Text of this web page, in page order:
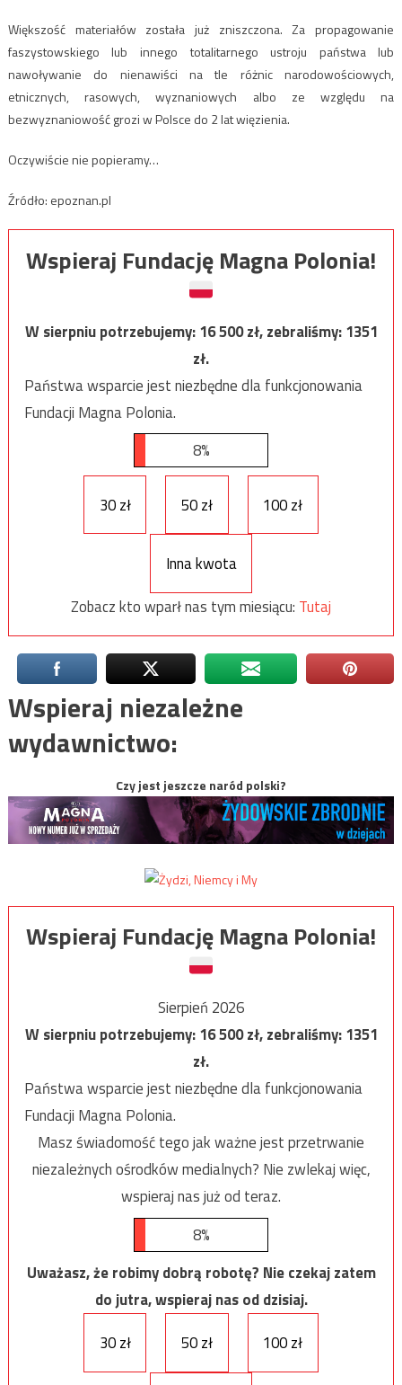
Większość materiałów została już zniszczona. Za propagowanie
faszystowskiego lub innego totalitarnego ustroju państwa lub
nawoływanie do nienawiści na tle różnic narodowościowych,
etnicznych, rasowych, wyznaniowych albo ze względu na
bezwyznaniowość grozi w Polsce do 2 lat więzienia.
Oczywiście nie popieramy…
Źródło: epoznan.pl
Wspieraj Fundację Magna Polonia!
W sierpniu potrzebujemy:16 500zł, zebraliśmy:1351
zł.
Państwa wsparcie jest niezbędne dla funkcjonowania
Fundacji Magna Polonia.
8%
30 zł 50 zł 100 zł
Inna kwota
Zobacz kto wparł nas tym miesiącu: Tutaj
Wspieraj niezależne
wydawnictwo:
Czy jest jeszcze naród polski?
Wspieraj Fundację Magna Polonia!
Sierpień 2026
W sierpniu potrzebujemy:16 500zł, zebraliśmy:1351
zł.
Państwa wsparcie jest niezbędne dla funkcjonowania
Fundacji Magna Polonia.
Masz świadomość tego jak ważne jest przetrwanie
niezależnych ośrodków medialnych? Nie zwlekaj więc,
wspieraj nas już od teraz.
8%
Uważasz, że robimy dobrą robotę? Nie czekaj zatem
do jutra, wspieraj nas od dzisiaj.
30 zł
50 zł 100 zł